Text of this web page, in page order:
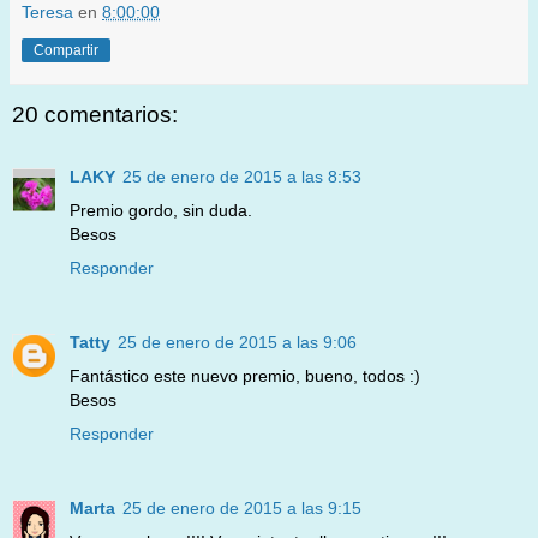
Teresa en 8:00:00
Compartir
20 comentarios:
LAKY 25 de enero de 2015 a las 8:53
Premio gordo, sin duda.
Besos
Responder
Tatty 25 de enero de 2015 a las 9:06
Fantástico este nuevo premio, bueno, todos :)
Besos
Responder
Marta 25 de enero de 2015 a las 9:15